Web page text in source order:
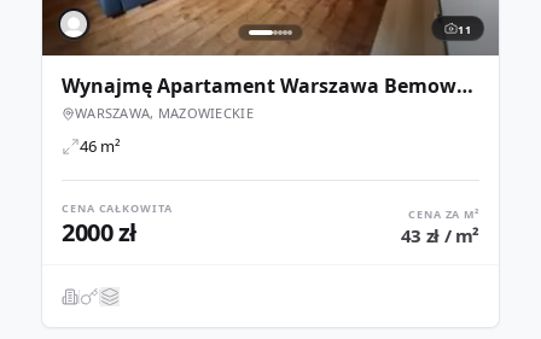
11
Wynajmę Apartament Warszawa Bemowo 46m2 2-pokoje Balkon
WARSZAWA, MAZOWIECKIE
46 m²
CENA CAŁKOWITA
2000 zł
CENA ZA M²
43 zł / m²